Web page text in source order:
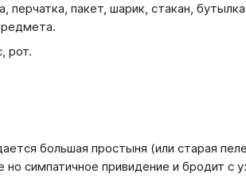
пакет, шарик, стакан,
рот.
большая простыня (или старая
но симпатичное привидение и бродит с